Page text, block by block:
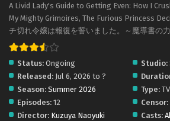
A Livid Lady's Guide to Getting Even: How I
My Mighty Grimoires, The Furious Princess
チ切れ令嬢は報復を誓いました。～魔導書の
Status: Ongoing Studio:
Released: Jul 6, 2026 to ?
Season: Summer 2026 Type: TV
Episodes: 12 Censor:
Director: Kuzuya Naoyuki Casts: